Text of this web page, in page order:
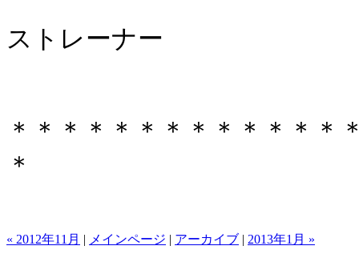
ストレーナー
＊＊＊＊＊＊＊＊＊＊＊＊＊
＊
« 2012年11月 | メインページ | アーカイブ | 2013年1月 »